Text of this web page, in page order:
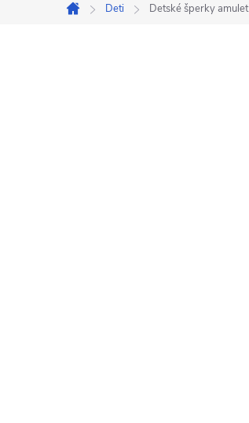
Domov
Deti Detské šperky amulet